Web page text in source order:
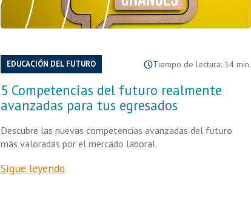
EDUCACIÓN DEL FUTURO Tiempo de lectura: 14 min.
5 Competencias del futuro realmente
avanzadas para tus egresados
Descubre las nuevas competencias avanzadas del futuro
más valoradas por el mercado laboral.
Sigue leyendo